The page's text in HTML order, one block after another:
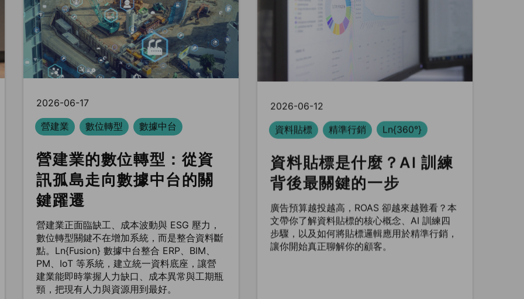
2026-06-17
營建業
數位轉型 數據中台
營建業的數位轉型：從資
訊孤島走向數據中台的關
鍵躍遷
營建業正面臨缺工、成本波動與 ESG 壓力，
數位轉型關鍵不在增加系統，而是整合資料斷
點。Ln{Fusion} 數據中台整合 ERP、BIM、
PM、IoT 等系統，建立統一資料底座，讓營
建業能即時掌握人力缺口、成本異常與工期瓶
頸，把現有人力與資源用到最好。
2026-06-12
資料貼標
精準行銷 Ln{360°}
資料貼標是什麼？AI 訓練
背後最關鍵的一步
廣告預算越投越高，ROAS 卻越來越難看？本
文帶你了解資料貼標的核心概念、AI 訓練四
步驟，以及如何將貼標邏輯應用於精準行銷，
讓你開始真正聊解你的顧客。